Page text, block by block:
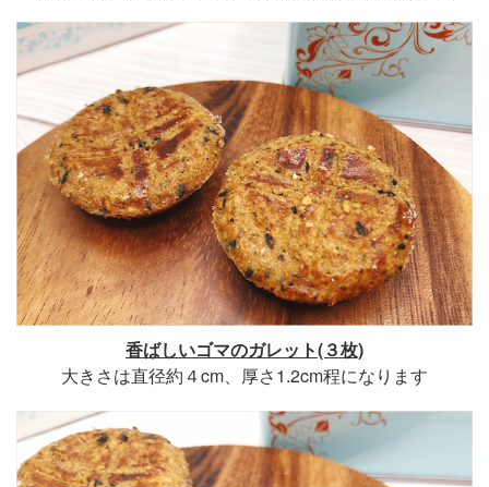
香ばしいゴマのガレット(３枚)
大きさは直径約４cm、厚さ1.2cm程になります